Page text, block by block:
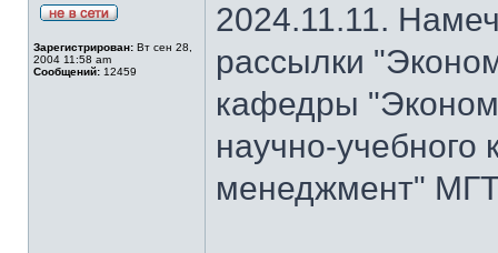
Зарегистрирован: Вт сен 28,
2004 11:58 am
Сообщений: 12459
2024.11.11.
рассылки
кафедры
научно-
менеджмент"